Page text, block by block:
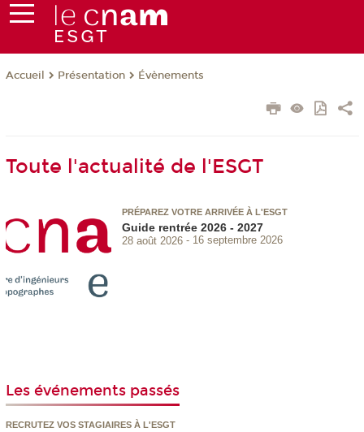
Accueil Présentation Évènements
Toute l'actualité de l'ESGT
PRÉPAREZ VOTRE ARRIVÉE À L'ESGT
Guide rentrée 2026 - 2027
28 août 2026 16 septembre 2026
Les événements passés
RECRUTEZ VOS STAGIAIRES À L'ESGT